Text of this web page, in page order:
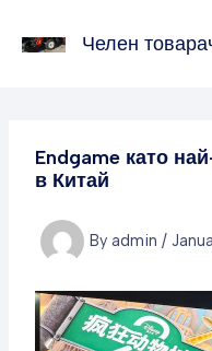
Челен
Endgame като
в Китай
By admin /